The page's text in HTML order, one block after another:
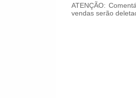
ATENÇÃO:
vendas serão